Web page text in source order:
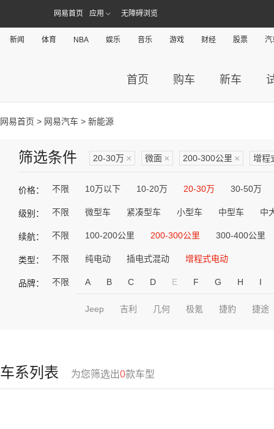
网易首页 应用 无障碍浏览
新闻 体育 NBA 娱乐 音乐 游戏 财经 股票 汽
首页 购车 新车
网易首页 > 网易汽车 > 新能源
筛选条件 20-30万 × 微面 × 200-300公里 × 增程
价格： 不限 10万以下 10-20万 20-30万 30-50万
级别： 不限 微型车 紧凑型车 小型车 中型车 中
续航： 不限 100-200公里 200-300公里 300-400公里
类型： 不限 纯电动 插电式混动 增程式电动
品牌： 不限 A B C D E F G H I
Jeep 吉利 几何 极氪 捷豹 捷途
车系列表 为您筛选出0款车型